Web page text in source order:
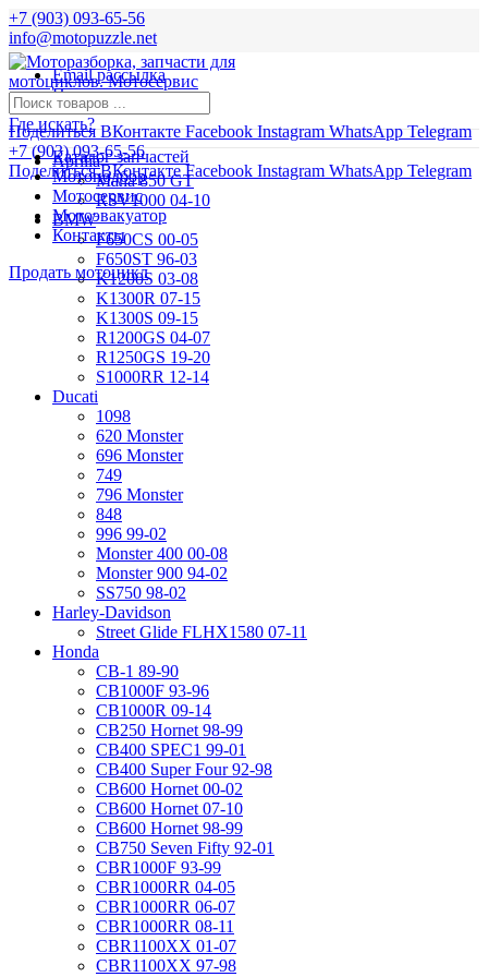
+7 (903) 093-65-56
info@motopuzzle.net
Email рассылка
Новости
Поделиться ВКонтакте Facebook Instagram WhatsApp Telegram
+7 (903) 093-65-56
Поделиться ВКонтакте Facebook Instagram WhatsApp Telegram
Где искать?
Aprilia
Mana 850 GT
RSV1000 04-10
BMW
F650CS 00-05
F650ST 96-03
K1200S 03-08
K1300R 07-15
K1300S 09-15
R1200GS 04-07
R1250GS 19-20
S1000RR 12-14
Ducati
1098
620 Monster
696 Monster
749
796 Monster
848
996 99-02
Monster 400 00-08
Monster 900 94-02
SS750 98-02
Harley-Davidson
Street Glide FLHX1580 07-11
Honda
CB-1 89-90
CB1000F 93-96
CB1000R 09-14
CB250 Hornet 98-99
CB400 SPEC1 99-01
CB400 Super Four 92-98
CB600 Hornet 00-02
CB600 Hornet 07-10
CB600 Hornet 98-99
CB750 Seven Fifty 92-01
CBR1000F 93-99
CBR1000RR 04-05
CBR1000RR 06-07
CBR1000RR 08-11
CBR1100XX 01-07
CBR1100XX 97-98
Каталог запчастей
Мотоподбор
Мотосервис
Мотоэвакуатор
Контакты
Продать мотоцикл